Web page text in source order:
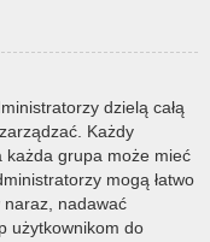
dzielą całą
Każdy
każda grupa może mieć
mogą łatwo
nadawać
użytkownikom do